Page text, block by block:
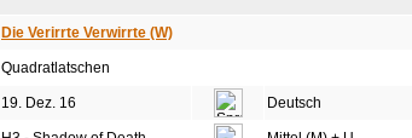
Die Verirrte Verwirrte (W)
Quadratlatschen
19. Dez. 16 Deutsch